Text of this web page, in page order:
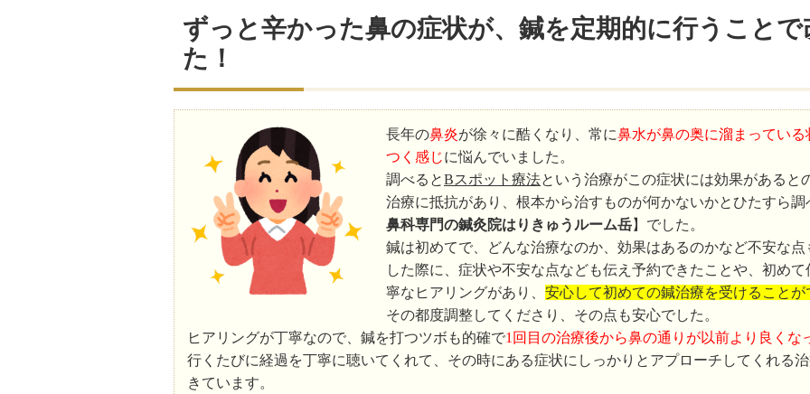
ずっと辛かった鼻の症状が、鍼を定期的に行うこと
た！
長年の鼻炎が徐々に酷くなり、常に鼻水が鼻の奥に溜まっている
つく感じに悩んでいました。
調べるとBスポット療法という治療がこの症状には効果があると
治療に抵抗があり、根本から治すものが何かないかとひたすら
鼻科専門の鍼灸院はりきゅうルーム岳】でした。
鍼は初めてで、どんな治療なのか、効果はあるのかなど不安な
した際に、症状や不安な点なども伝え予約できたことや、初め
寧なヒアリングがあり、 安心して初めての鍼治療を受けることが
その都度調整してくださり、その点も安心でした。
ヒアリングが丁寧なので、鍼を打つツボも的確で1回目の治療後から鼻の通りが以前より良くな
行くたびに経過を丁寧に聴いてくれて、その時にある症状にしっかりとアプローチしてくれる
きています。